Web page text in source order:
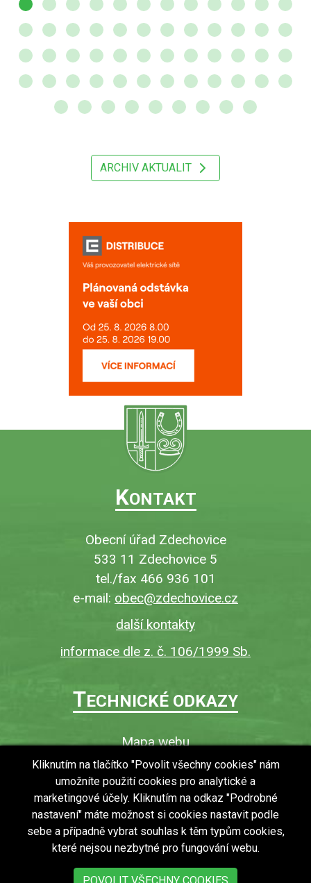
ARCHIV AKTUALIT
KONTAKT
Obecní úřad Zdechovice
533 11 Zdechovice 5
tel./fax 466 936 101
e-mail: obec@zdechovice.cz
další kontakty
informace dle z. č. 106/1999 Sb.
TECHNICKÉ ODKAZY
Mapa webu
O webu
Povinně zveřejňované informace
Ochrana osobních údajů (GDPR)
Vyhledávání
RSS
Bezbariérový přístup v obci
Kliknutím na tlačítko "Povolit všechny cookies" nám
umožníte použití cookies pro analytické a
marketingové účely. Kliknutím na odkaz "Podrobné
nastavení" máte možnost si cookies nastavit podle
sebe a případně vybrat souhlas k těm typům cookies,
které nejsou nezbytné pro fungování webu.